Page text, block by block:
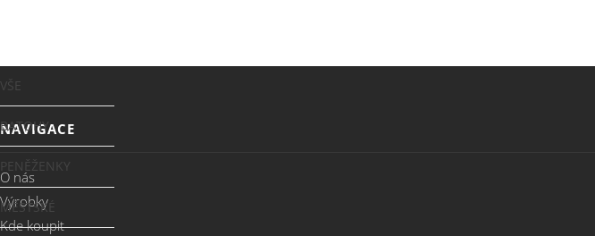
VŠE
BATOHY
PENĚŽENKY
MĚSTSKÉ
NAVIGACE
O nás
Výrobky
Kde koupit